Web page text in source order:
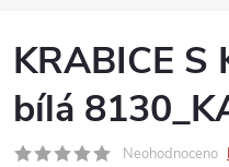
KRABICE S
bílá
Neohodnoceno